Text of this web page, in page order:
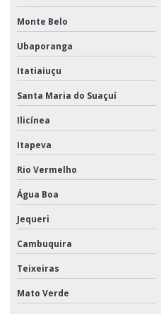
Monte Belo
Ubaporanga
Itatiaiuçu
Santa Maria do Suaçuí
Ilicínea
Itapeva
Rio Vermelho
Água Boa
Jequeri
Cambuquira
Teixeiras
Mato Verde